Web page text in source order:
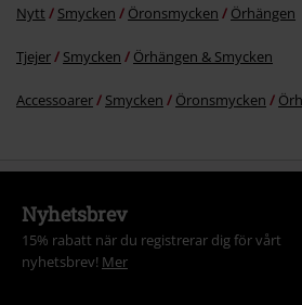
Nytt Smycken Öronsmycken Örhängen
Tjejer Smycken Örhängen & Smycken
Accessoarer Smycken Öronsmycken
Nyhetsbrev
15% rabatt när du registrerar dig för vårt
nyhetsbrev! Mer